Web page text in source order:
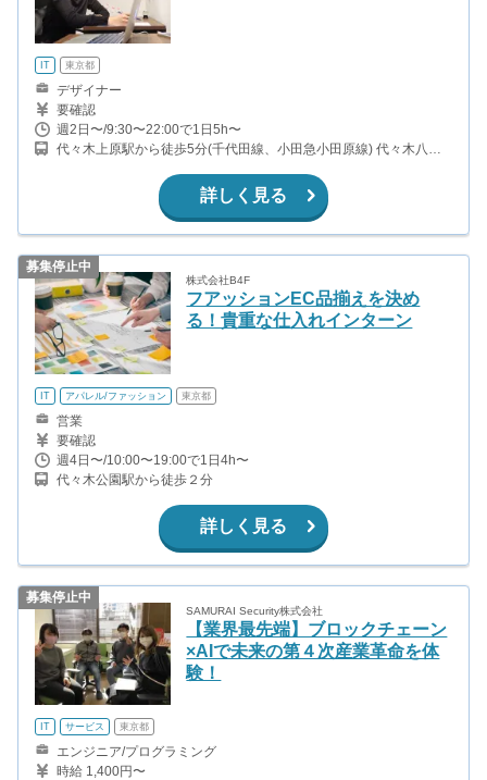
IT 東京都
デザイナー
要確認
週2日〜/9:30〜22:00で1日5h〜
代々木上原駅から徒歩5分(千代田線、小田急小田原線) 代々木八幡
詳しく見る
募集停止中
株式会社B4F
フアッションEC品揃えを決め
る！貴重な仕入れインターン
IT アパレル/ファッション 東京都
営業
要確認
週4日〜/10:00〜19:00で1日4h〜
代々木公園駅から徒歩２分
詳しく見る
募集停止中
SAMURAI Security株式会社
【業界最先端】ブロックチェーン
×AIで未来の第４次産業革命を体
験！
IT サービス 東京都
エンジニア/プログラミング
時給 1,400円〜